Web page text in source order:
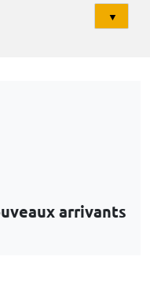
▼
arrivants